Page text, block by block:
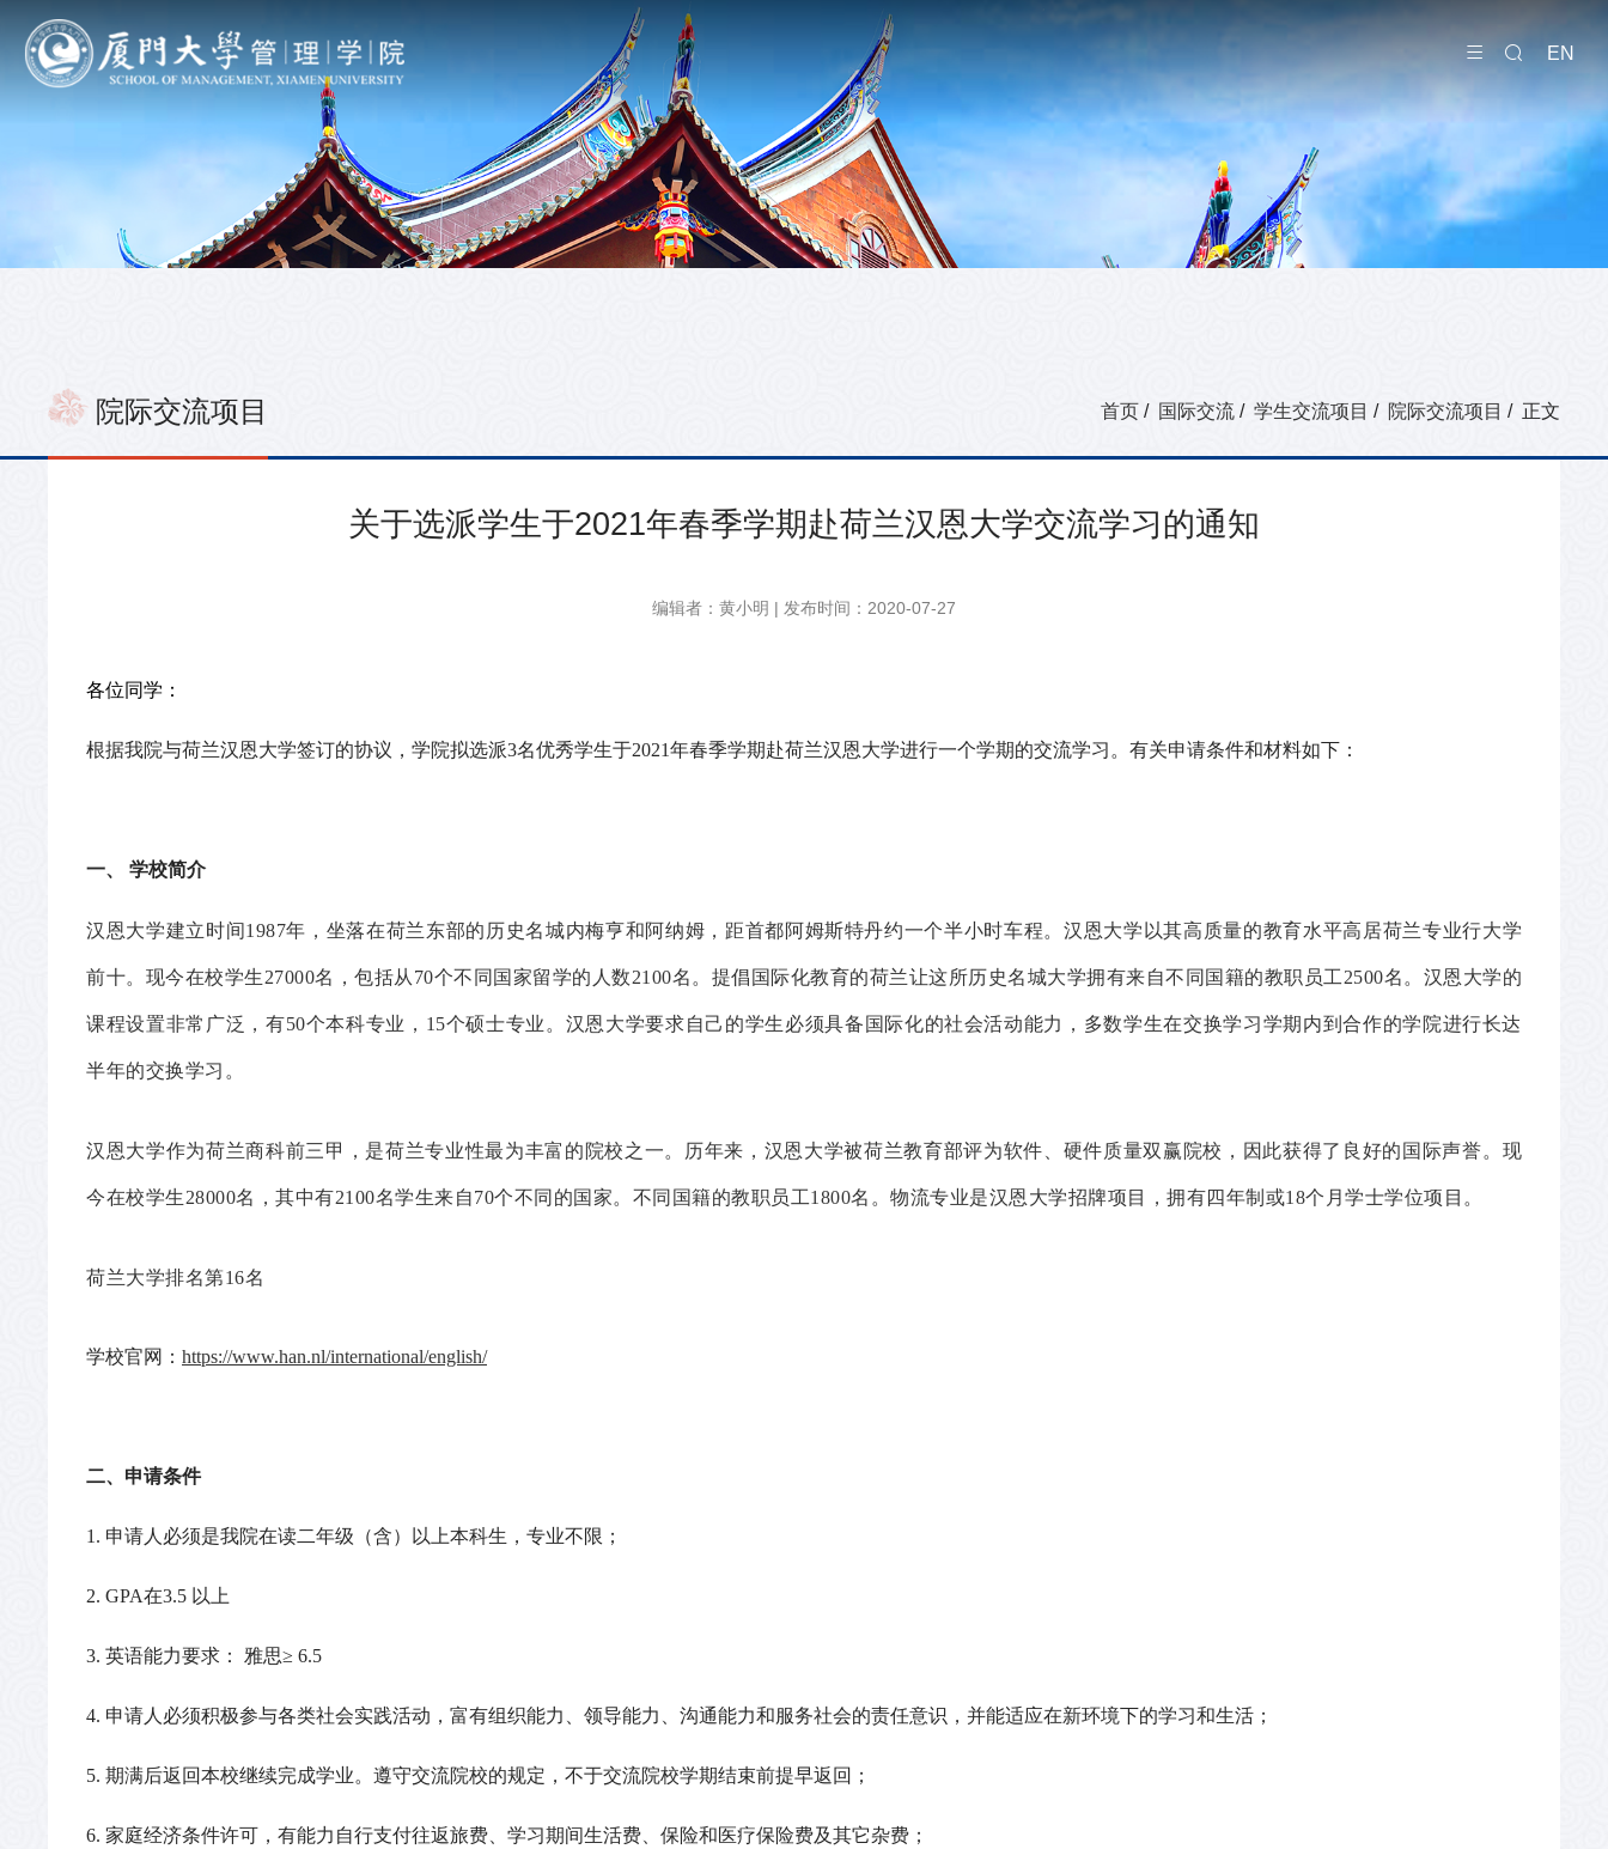
EN
院际交流项目 首页 / 国际交流 / 学生交流项目 / 院际交流项目 / 正文
关于选派学生于2021年春季学期赴荷兰汉恩大学交流学习的通知
编辑者：黄小明 | 发布时间：2020-07-27
各位同学：
根据我院与荷兰汉恩大学签订的协议，学院拟选派3名优秀学生于2021年春季学期赴荷兰汉恩大学进行一个学期的交流学习。有关申请条件和材料如下：
一、 学校简介
汉恩大学建立时间1987年，坐落在荷兰东部的历史名城内梅亨和阿纳姆，距首都阿姆斯特丹约一个半小时车程。汉恩大学以其高质量的教育水平高居荷兰专业行大学
前十。现今在校学生27000名，包括从70个不同国家留学的人数2100名。提倡国际化教育的荷兰让这所历史名城大学拥有来自不同国籍的教职员工2500名。汉恩大学的
课程设置非常广泛，有50个本科专业，15个硕士专业。汉恩大学要求自己的学生必须具备国际化的社会活动能力，多数学生在交换学习学期内到合作的学院进行长达
半年的交换学习。
汉恩大学作为荷兰商科前三甲，是荷兰专业性最为丰富的院校之一。历年来，汉恩大学被荷兰教育部评为软件、硬件质量双赢院校，因此获得了良好的国际声誉。现
今在校学生28000名，其中有2100名学生来自70个不同的国家。不同国籍的教职员工1800名。物流专业是汉恩大学招牌项目，拥有四年制或18个月学士学位项目。
荷兰大学排名第16名
学校官网： https://www.han.nl/international/english/
二、申请条件
1. 申请人必须是我院在读二年级（含）以上本科生，专业不限；
2. GPA在3.5 以上
3. 英语能力要求： 雅思≥ 6.5
4. 申请人必须积极参与各类社会实践活动，富有组织能力、领导能力、沟通能力和服务社会的责任意识，并能适应在新环境下的学习和生活；
5. 期满后返回本校继续完成学业。遵守交流院校的规定，不于交流院校学期结束前提早返回；
6. 家庭经济条件许可，有能力自行支付往返旅费、学习期间生活费、保险和医疗保险费及其它杂费；